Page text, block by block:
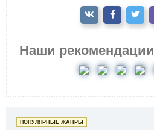
Наши рекомендации
ПОПУЛЯРНЫЕ ЖАНРЫ